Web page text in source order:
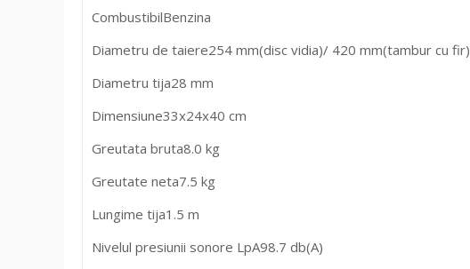
CombustibilBenzina
Diametru de taiere254 mm(disc vidia)/ 420 mm(tambur cu fir)
Diametru tija28 mm
Dimensiune33x24x40 cm
Greutata bruta8.0 kg
Greutate neta7.5 kg
Lungime tija1.5 m
Nivelul presiunii sonore LpA98.7 db(A)